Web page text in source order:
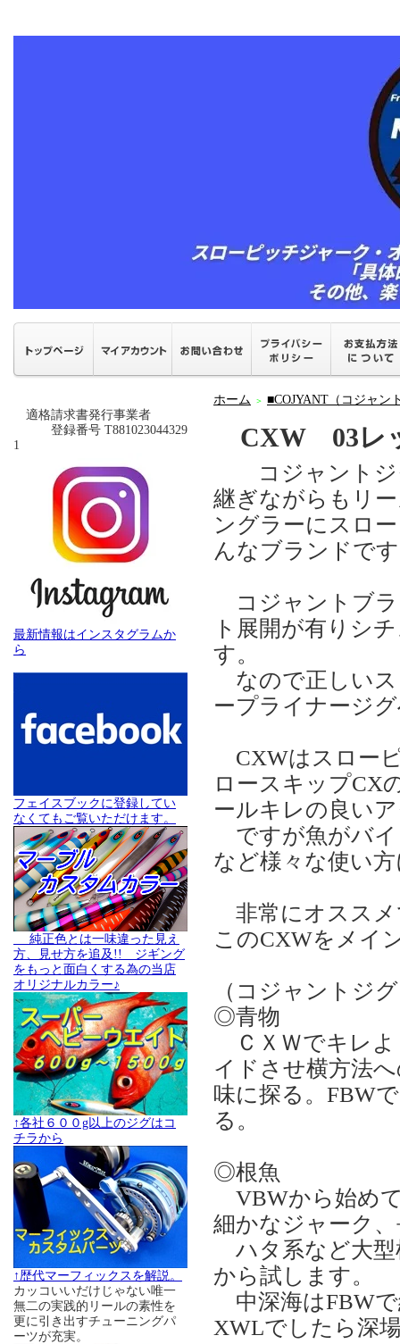
適格請求書発行事業者
登録番号 T881023044329
1
最新情報はインスタグラムか
ら
フェイスブックに登録してい
なくてもご覧いただけます。
純正色とは一味違った見え
方、見せ方を追及!! ジギング
をもっと面白くする為の当店
オリジナルカラー♪
↑各社６００g以上のジグはコ
チラから
↑歴代マーフィックスを解説。
カッコいいだけじゃない唯一
無二の実践的リールの素性を
更に引き出すチューニングパ
ーツが充実。
ホーム ＞ ■COJYANT（コジャン
CXW 03レ
コジャントジ
継ぎながらもリ
ングラーにスロ
んなブランドで
コジャントブラ
ト展開が有りシ
す。
なので正しいス
ープライナージ
CXWはスロー
ロースキップCX
ールキレの良い
ですが魚がバイ
など様々な使い
非常にオススメ
このCXWをメイ
（コジャント
◎青物
ＣＸＷでキレよ
イドさせ横方法
味に探る。FBW
る。
◎根魚
VBWから始め
細かなジャーク
ハタ系など大型
から試します。
中深海はFBW
XWLでしたら深